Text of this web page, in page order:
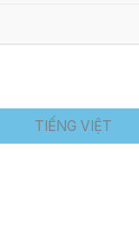
TIẾNG VIỆT